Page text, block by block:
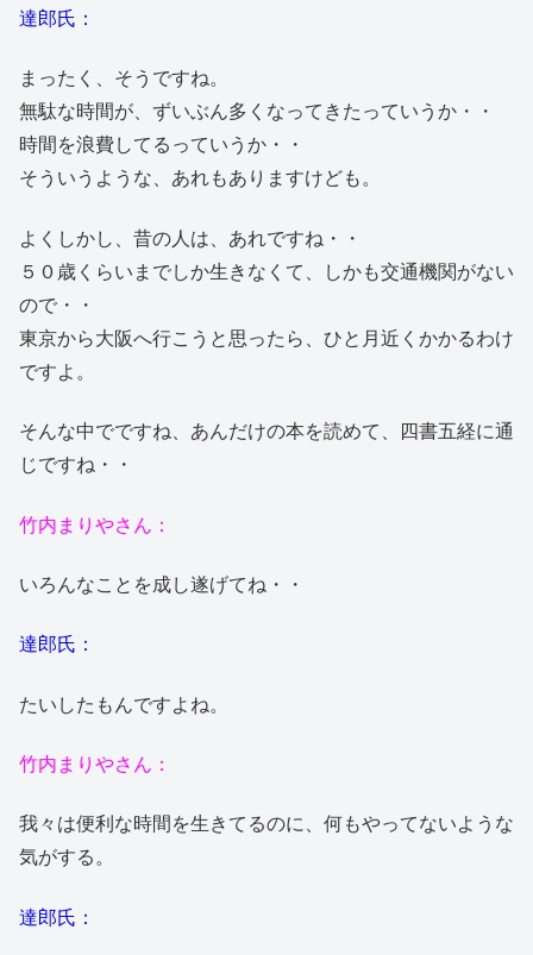
達郎氏：
まったく、そうですね。
無駄な時間が、ずいぶん多くなってきたっていうか・・
時間を浪費してるっていうか・・
そういうような、あれもありますけども。
よくしかし、昔の人は、あれですね・・
５０歳くらいまでしか生きなくて、しかも交通機関がない
ので・・
東京から大阪へ行こうと思ったら、ひと月近くかかるわけ
ですよ。
そんな中でですね、あんだけの本を読めて、四書五経に通
じですね・・
竹内まりやさん：
いろんなことを成し遂げてね・・
達郎氏：
たいしたもんですよね。
竹内まりやさん：
我々は便利な時間を生きてるのに、何もやってないような
気がする。
達郎氏：